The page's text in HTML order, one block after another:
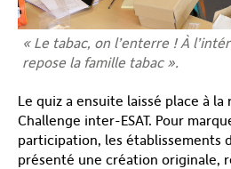
« Le tabac, on l’enterre ! À
repose la famille tabac ».
Le quiz a ensuite laissé place à la
Challenge inter-ESAT. Pour
participation, les établissements
présenté une création originale,